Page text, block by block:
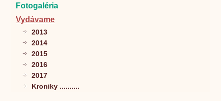
Fotogaléria
Vydávame
2013
2014
2015
2016
2017
Kroniky ..........